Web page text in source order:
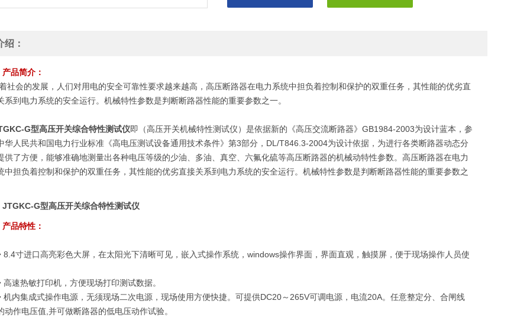
绍：
产品简介：
社会的发展，人们对用电的安全可靠性要求越来越高，高压断路器在电力系统中担负着控制和保护的双重任务，其性能的优劣直
系到电力系统的安全运行。机械特性参数是判断断路器性能的重要参数之一。
G型高压开关综合特性测试仪即（高压开关机械特性测试仪）是依据新的《高压交流断路器》GB1984-2003为设计蓝本，参
华人民共和国电力行业标准《高电压测试设备通用技术条件》第3部分，DL/T846.3-2004为设计依据，为进行各类断路器动态分
供了方便，能够准确地测量出各种电压等级的少油、多油、真空、六氟化硫等高压断路器的机械动特性参数。高压断路器在电力
中担负着控制和保护的双重任务，其性能的优劣直接关系到电力系统的安全运行。机械特性参数是判断断路器性能的重要参数之
JTGKC-G型高压开关综合特性测试仪
产品特性：
寸进口高亮彩色大屏，在太阳光下清晰可见，嵌入式操作系统，windows操作界面，界面直观，触摸屏，便于现场操作人员使
速热敏打印机，方便现场打印测试数据。
内集成式操作电源，无须现场二次电源，现场使用方便快捷。可提供DC20～265V可调电源，电流20A。任意整定分、合闸线
动作电压值,并可做断路器的低电压动作试验。